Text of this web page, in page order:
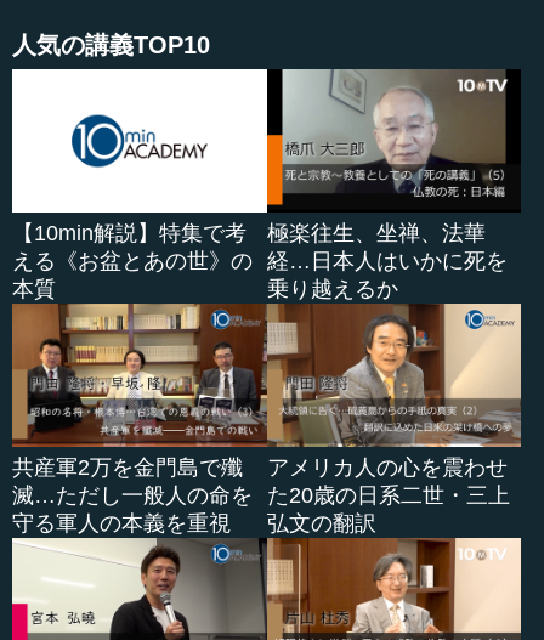
人気の講義TOP10
【10min解説】特集で考
える《お盆とあの世》の
本質
極楽往生、坐禅、法華
経…日本人はいかに死を
乗り越えるか
共産軍2万を金門島で殲
滅…ただし一般人の命を
守る軍人の本義を重視
アメリカ人の心を震わせ
た20歳の日系二世・三上
弘文の翻訳